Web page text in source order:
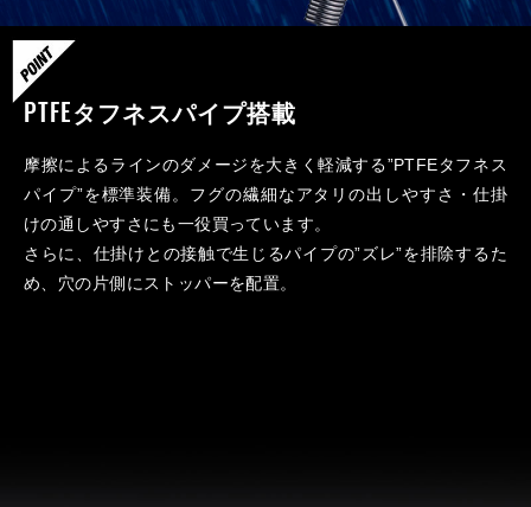
PTFEタフネスパイプ搭載
摩擦によるラインのダメージを大きく軽減する”PTFEタフネス
パイプ”を標準装備。フグの繊細なアタリの出しやすさ・仕掛
けの通しやすさにも一役買っています。
さらに、仕掛けとの接触で生じるパイプの”ズレ”を排除するた
め、穴の片側にストッパーを配置。